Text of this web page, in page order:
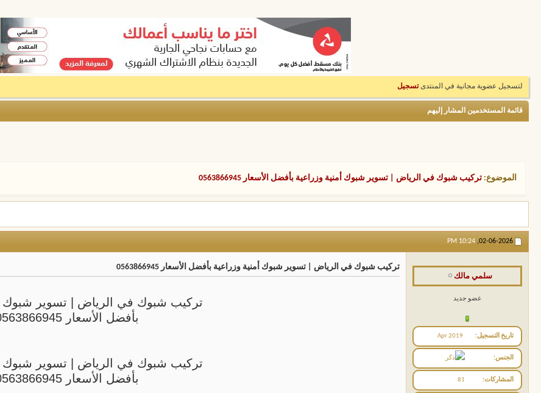
لتسجيل عضوية مجانية في المنتدىتسجيل
قائمة المستخدمين المشار إليهم
الموضوع: تركيب شبوك في الرياض | تسوير شبوك أمنية وزراعية بأفضل الأسعار 0563866945
02-06-2026,
10:24 PM
سلمي مالك
عضو جديد
تاريخ التسجيل Apr 2019
الجنس
المشاركات 81
تركيب شبوك في الرياض | تسوير شبوك أمنية وزراعية بأفضل الأسعار 0563866945
تركيب شبوك في الرياض | تسوير شبوك
بأفضل الأسعار 0563866945
تركيب شبوك في الرياض | تسوير شبوك
بأفضل الأسعار 0563866945